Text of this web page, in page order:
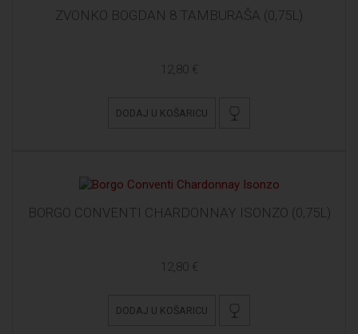
ZVONKO BOGDAN 8 TAMBURAŠA (0,75L)
12,80 €
DODAJ U KOŠARICU
BORGO CONVENTI CHARDONNAY ISONZO (0,75L)
12,80 €
DODAJ U KOŠARICU